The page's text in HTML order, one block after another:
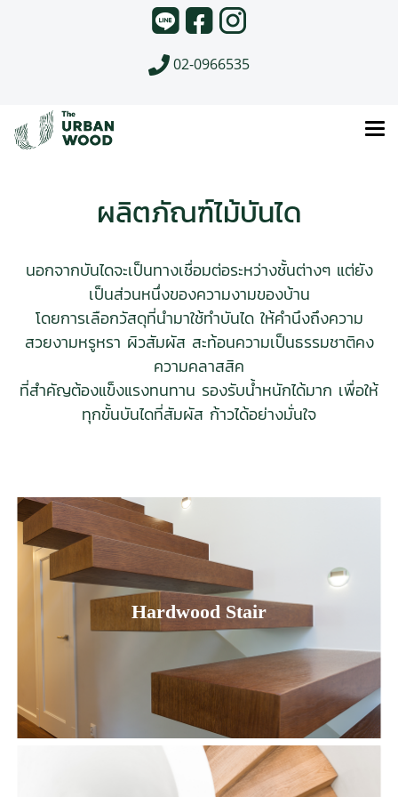
02-0966535
ผลิตภัณฑ์ไม้บันได
นอกจากบันไดจะเป็นทางเชื่อมต่อระหว่างชั้นต่างๆ แต่ยัง
เป็นส่วนหนึ่งของความงามของบ้าน
โดยการเลือกวัสดุที่นํามาใช้ทําบันได ให้คำนึงถึงความ
สวยงามหรูหรา ผิวสัมผัส สะท้อนความเป็นธรรมชาติคง
ความคลาสสิค
ที่สำคัญต้องแข็งแรงทนทาน รองรับน้ำหนักได้มาก เพื่อให้
ทุกขั้นบันไดที่สัมผัส ก้าวได้อย่างมั่นใจ
Hardwood Stair
Hardwood Stair